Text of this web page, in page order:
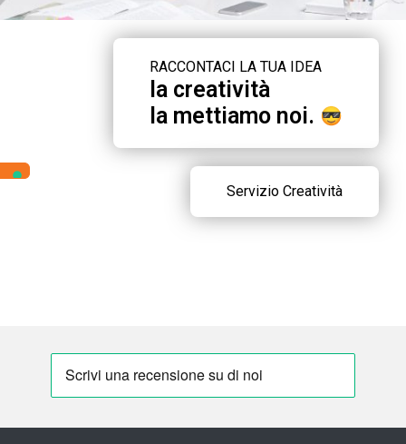
RACCONTACI LA TUA IDEA
la creatività
la mettiamo noi.
Servizio Creatività